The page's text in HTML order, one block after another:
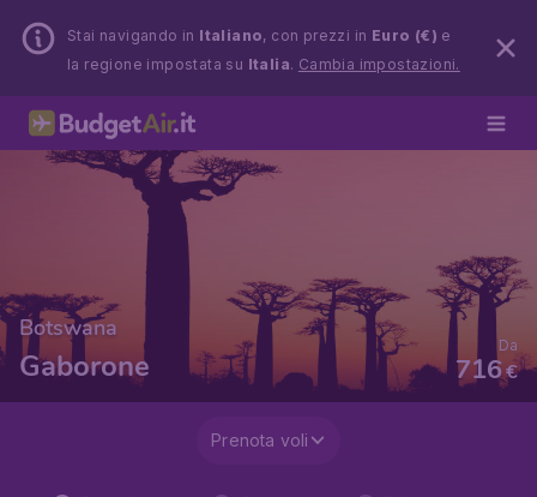
Stai navigando in Italiano, con prezzi in Euro (€) e
la regione impostata su Italia. Cambia impostazioni.
Botswana
Gaborone €
716
Da
Prenota voli